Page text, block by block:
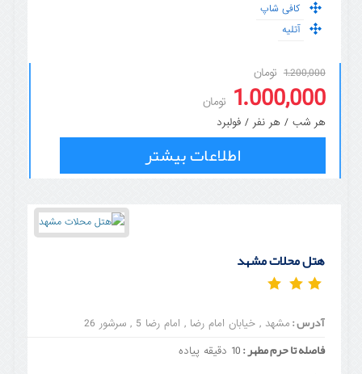
کافی شاپ
آتلیه
1.200,000 تومان
1.000,000 تومان
هر شب / هر نفر / فولبرد
اطلاعات بیشتر
هتل محلات مشهد
آدرس : مشهد , خیابان امام رضا , امام رضا 5 , سرشور 26
فاصله تا حرم مطهر : 10 دقیقه پیاده